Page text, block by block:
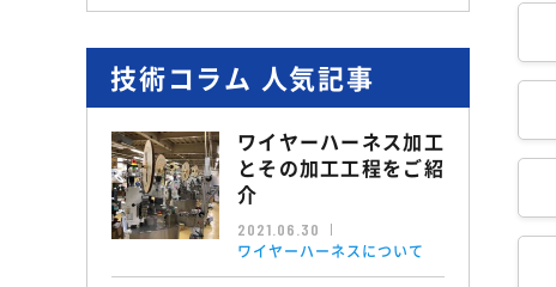
技術コラム 人気記事
ワイヤーハーネス加工
とその加工工程をご紹
介
2021.06.30
ワイヤーハーネスについて